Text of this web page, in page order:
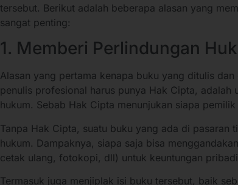
tersebut. Berikut adalah beberapa alasan yang
sangat penting:
1. Memberi Perlindungan
Alasan yang pertama kenapa buku yang ditulis
penulis profesional harus punya Hak Cipta, adalah
hukum. Sebab Hak Cipta menunjukan siapa
Tanpa Hak Cipta, suatu buku yang ada di pasaran
hukum. Dampaknya, siapa saja bisa
cetak ulang, fotokopi, dll) untuk keuntungan
Termasuk juga menjiplak isi buku tersebut, baik